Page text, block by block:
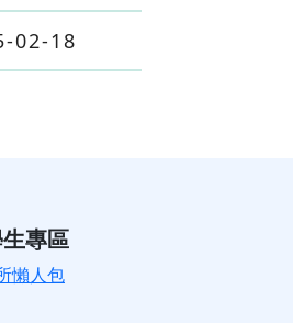
02-18
專區
懶人包